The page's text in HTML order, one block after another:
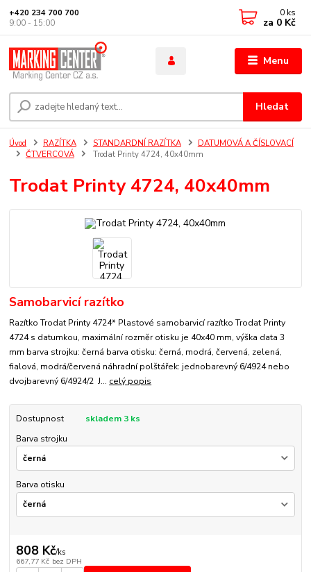
Menu
Hledat
+420 234 700 700
9:00 - 15:00
0 ks
za 0 Kč
Úvod RAZÍTKA STANDARDNÍ RAZÍTKA
DATUMOVÁ A ČÍSLOVACÍ
ČTVERCOVÁ
Trodat Printy 4724, 40x40mm
Trodat Printy 4724, 40x40mm
Samobarvicí razítko
Razítko Trodat Printy 4724* Plastové samobarvicí razítko Trodat Printy
4724 s datumkou, maximální rozměr otisku je 40x40 mm, výška data 3
mm barva strojku: černá barva otisku: černá, modrá, červená, zelená,
fialová, modrá/červená náhradní polštářek: jednobarevný 6/4924 nebo
dvojbarevný 6/4924/2 J... celý popis
Dostupnost
skladem 3 ks
Barva strojku
Barva otisku
808 Kč/ks
667,77 Kč bez DPH